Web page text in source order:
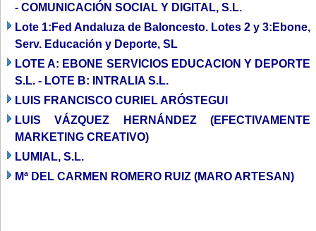
- COMUNICACIÓN SOCIAL Y DIGITAL, S.L.
Lote 1:Fed Andaluza de Baloncesto. Lotes 2 y 3:Ebone,
Serv. Educación y Deporte, SL
LOTE A: EBONE SERVICIOS EDUCACION Y DEPORTE
S.L. - LOTE B: INTRALIA S.L.
LUIS FRANCISCO CURIEL ARÓSTEGUI
LUIS VÁZQUEZ HERNÁNDEZ (EFECTIVAMENTE
MARKETING CREATIVO)
LUMIAL, S.L.
Mª DEL CARMEN ROMERO RUIZ (MARO ARTESAN)